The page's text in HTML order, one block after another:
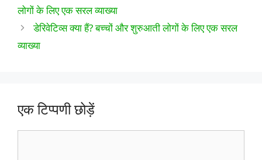
लोगों के लिए एक सरल व्याख्या
डेरिवेटिव्स क्या हैं? बच्चों और शुरुआती लोगों के लिए एक सरल
व्याख्या
एक टिप्पणी छोड़ें